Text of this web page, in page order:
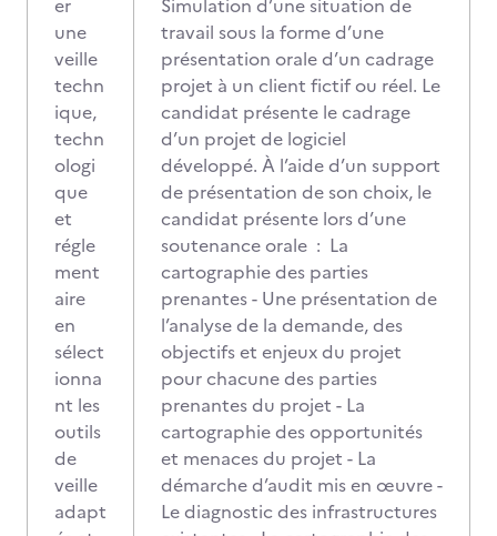
er
une
veille
techn
ique,
techn
ologi
que
et
régle
ment
aire
en
sélect
ionna
nt les
outils
de
veille
adapt
Simulation d’une situation de
travail sous la forme d’une
présentation orale d’un cadrage
projet à un client fictif ou réel. Le
candidat présente le cadrage
d’un projet de logiciel
développé. À l’aide d’un support
de présentation de son choix, le
candidat présente lors d’une
soutenance orale : La
cartographie des parties
prenantes - Une présentation de
l’analyse de la demande, des
objectifs et enjeux du projet
pour chacune des parties
prenantes du projet - La
cartographie des opportunités
et menaces du projet - La
démarche d’audit mis en œuvre -
Le diagnostic des infrastructures